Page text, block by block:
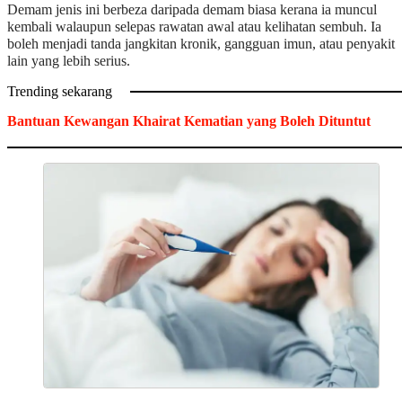
Demam jenis ini berbeza daripada demam biasa kerana ia muncul
kembali walaupun selepas rawatan awal atau kelihatan sembuh. Ia
boleh menjadi tanda jangkitan kronik, gangguan imun, atau penyakit
lain yang lebih serius.
Trending sekarang
Bantuan Kewangan Khairat Kematian yang Boleh Dituntut